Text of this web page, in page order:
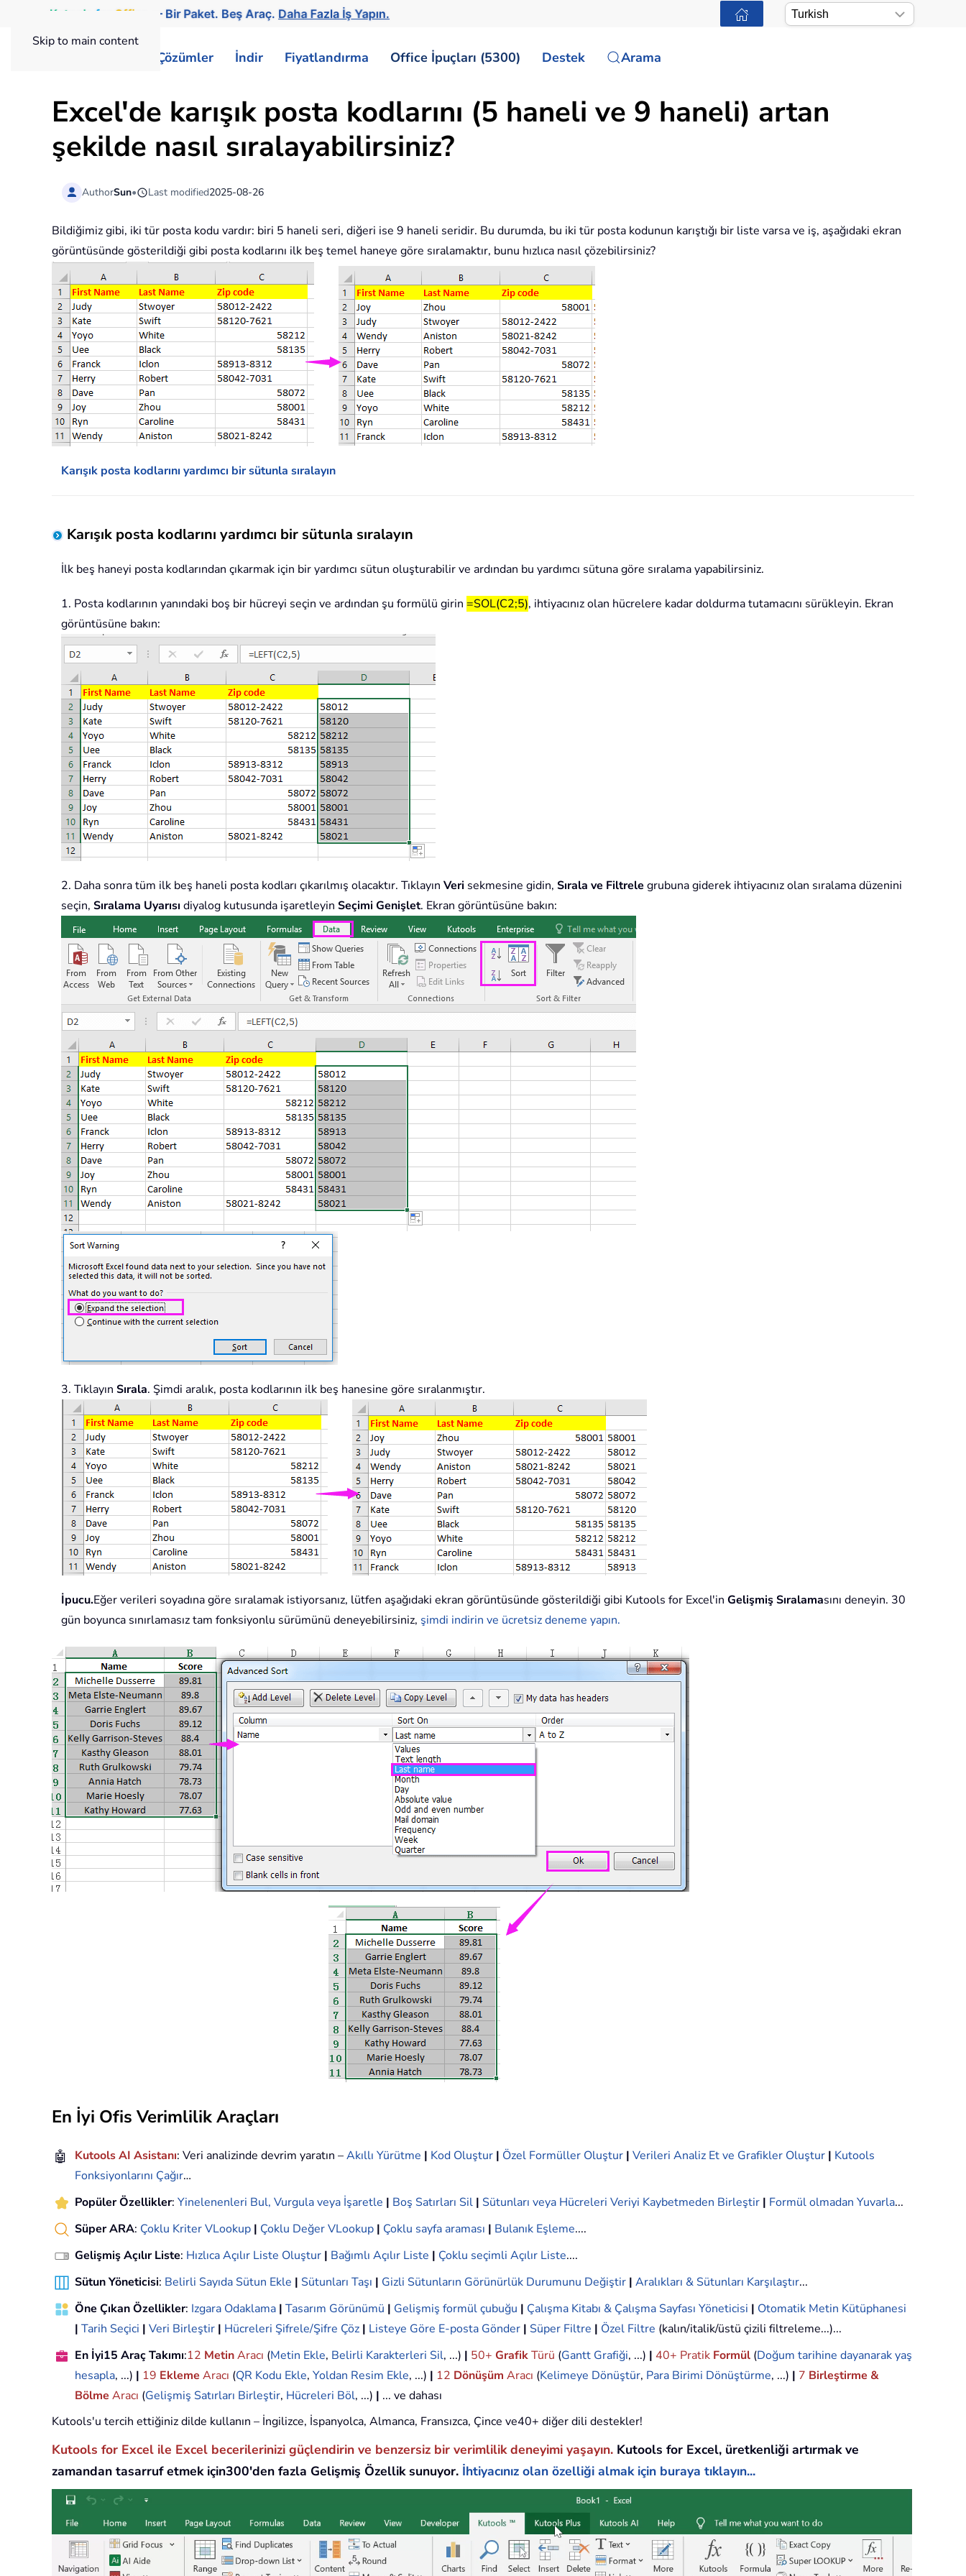
Skip to main content
Kutools for Office — Bir Paket. Beş Araç.Daha Fazla İş Yapın.
Çözümler İndir Fiyatlandırma Office İpuçları (5300) Destek Arama
Excel'de karışık posta kodlarını (5 haneli ve 9 haneli) artan
şekilde nasıl sıralayabilirsiniz?
AuthorSun• Last modified2025-08-26
Bildiğimiz gibi, iki tür posta kodu vardır: biri 5 haneli seri, diğeri ise 9 haneli seridir. Bu durumda, bu iki tür posta kodunun karıştığı bir liste varsa ve iş, aşağıdaki ekran
görüntüsünde gösterildiği gibi posta kodlarını ilk beş temel haneye göre sıralamaktır, bunu hızlıca nasıl çözebilirsiniz?
Karışık posta kodlarını yardımcı bir sütunla sıralayın
Karışık posta kodlarını yardımcı bir sütunla sıralayın
İlk beş haneyi posta kodlarından çıkarmak için bir yardımcı sütun oluşturabilir ve ardından bu yardımcı sütuna göre sıralama yapabilirsiniz.
1. Posta kodlarının yanındaki boş bir hücreyi seçin ve ardından şu formülü girin =SOL(C2;5), ihtiyacınız olan hücrelere kadar doldurma tutamacını sürükleyin. Ekran
görüntüsüne bakın:
2. Daha sonra tüm ilk beş haneli posta kodları çıkarılmış olacaktır. Tıklayın Veri sekmesine gidin, Sırala ve Filtrele grubuna giderek ihtiyacınız olan sıralama düzenini
seçin, Sıralama Uyarısı diyalog kutusunda işaretleyin Seçimi Genişlet. Ekran görüntüsüne bakın:
3. Tıklayın Sırala. Şimdi aralık, posta kodlarının ilk beş hanesine göre sıralanmıştır.
İpucu.Eğer verileri soyadına göre sıralamak istiyorsanız, lütfen aşağıdaki ekran görüntüsünde gösterildiği gibi Kutools for Excel'in Gelişmiş Sıralamasını deneyin. 30
gün boyunca sınırlamasız tam fonksiyonlu sürümünü deneyebilirsiniz, şimdi indirin ve ücretsiz deneme yapın.
En İyi Ofis Verimlilik Araçları
🤖 Kutools AI Asistanı: Veri analizinde devrim yaratın –Akıllı Yürütme | Kod Oluştur | Özel Formüller Oluştur | Verileri Analiz Et ve Grafikler Oluştur | Kutools
Fonksiyonlarını Çağır…
Popüler Özellikler: Yinelenenleri Bul, Vurgula veya İşaretle | Boş Satırları Sil | Sütunları veya Hücreleri Veriyi Kaybetmeden Birleştir | Formül olmadan Yuvarla...
Süper ARA: Çoklu Kriter VLookup | Çoklu Değer VLookup | Çoklu sayfa araması | Bulanık Eşleme....
Gelişmiş Açılır Liste: Hızlıca Açılır Liste Oluştur | Bağımlı Açılır Liste | Çoklu seçimli Açılır Liste....
Sütun Yöneticisi: Belirli Sayıda Sütun Ekle | Sütunları Taşı | Gizli Sütunların Görünürlük Durumunu Değiştir | Aralıkları & Sütunları Karşılaştır...
Öne Çıkan Özellikler: Izgara Odaklama | Tasarım Görünümü | Gelişmiş formül çubuğu | Çalışma Kitabı & Çalışma Sayfası Yöneticisi | Otomatik Metin Kütüphanesi
| Tarih Seçici | Veri Birleştir | Hücreleri Şifrele/Şifre Çöz | Listeye Göre E-posta Gönder | Süper Filtre | Özel Filtre (kalın/italik/üstü çizili filtreleme...)...
En İyi15 Araç Takımı:12 MetinAracı (Metin Ekle, Belirli Karakterleri Sil, ...) | 50+ GrafikTürü (Gantt Grafiği, ...) | 40+ Pratik Formül (Doğum tarihine dayanarak yaş
hesapla, ...) | 19 Ekleme Aracı (QR Kodu Ekle, Yoldan Resim Ekle, ...) | 12 Dönüşüm Aracı (Kelimeye Dönüştür, Para Birimi Dönüştürme, ...) | 7 Birleştirme &
Bölme Aracı (Gelişmiş Satırları Birleştir, Hücreleri Böl, ...) | ... ve dahası
Kutools'u tercih ettiğiniz dilde kullanın – İngilizce, İspanyolca, Almanca, Fransızca, Çince ve40+ diğer dili destekler!
Kutools for Excel ile Excel becerilerinizi güçlendirin ve benzersiz bir verimlilik deneyimi yaşayın. Kutools for Excel, üretkenliği artırmak ve
zamandan tasarruf etmek için300'den fazla Gelişmiş Özellik sunuyor. İhtiyacınız olan özelliği almak için buraya tıklayın...